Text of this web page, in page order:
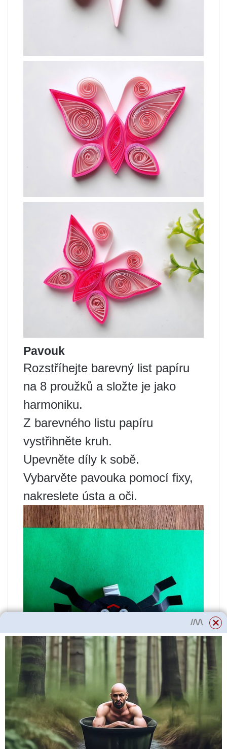
Pavouk
Rozstříhejte barevný list papíru
na 8 proužků a složte je jako
harmoniku.
Z barevného listu papíru
vystřihněte kruh.
Upevněte díly k sobě.
Vybarvěte pavouka pomocí fixy,
nakreslete ústa a oči.
Vícebarevný šnek
Vystřihněte malé barevné
obdélníky.